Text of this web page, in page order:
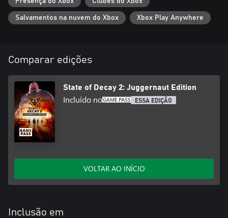
Salvamentos na nuvem do Xbox Xbox Play Anywhere
Comparar edições
State of Decay 2: Juggernaut Edition
Incluído no ESSA EDIÇÃO
VOLTAR AO INÍCIO
Inclusão em